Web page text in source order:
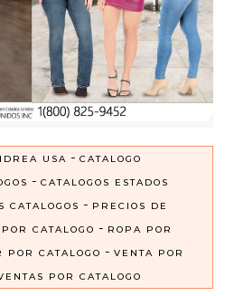
USA - CATALOGO
- CATALOGOS ESTADOS
CATALOGOS - PRECIOS DE
CATALOGO - ROPA POR
POR CATALOGO - VENTA POR
POR CATALOGO